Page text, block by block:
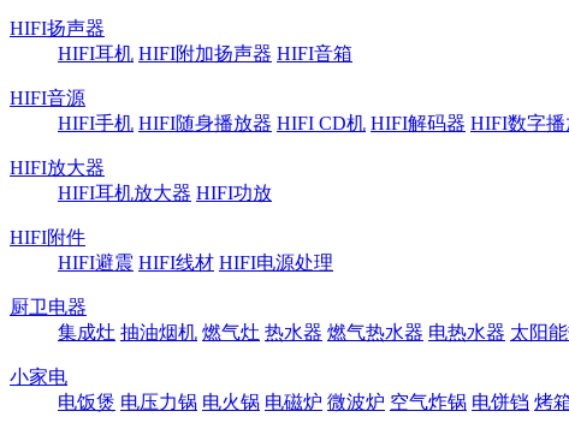
HIFI扬声器
HIFI耳机 HIFI附加扬声器 HIFI音箱
HIFI音源
HIFI手机 HIFI随身播放器 HIFI CD机 HIFI解码器 HIFI数字播
HIFI放大器
HIFI耳机放大器 HIFI功放
HIFI附件
HIFI避震 HIFI线材 HIFI电源处理
厨卫电器
集成灶 抽油烟机 燃气灶 热水器 燃气热水器 电热水器 太阳
小家电
电饭煲 电压力锅 电火锅 电磁炉 微波炉 空气炸锅 电饼铛 烤